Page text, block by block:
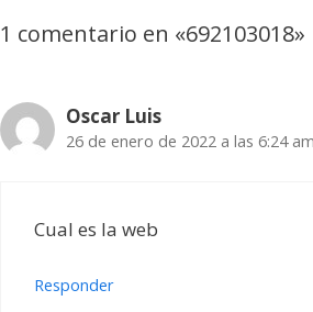
1 comentario en «692103018»
Oscar Luis
26 de enero de 2022 a las 6:24
Cual es la web
Responder